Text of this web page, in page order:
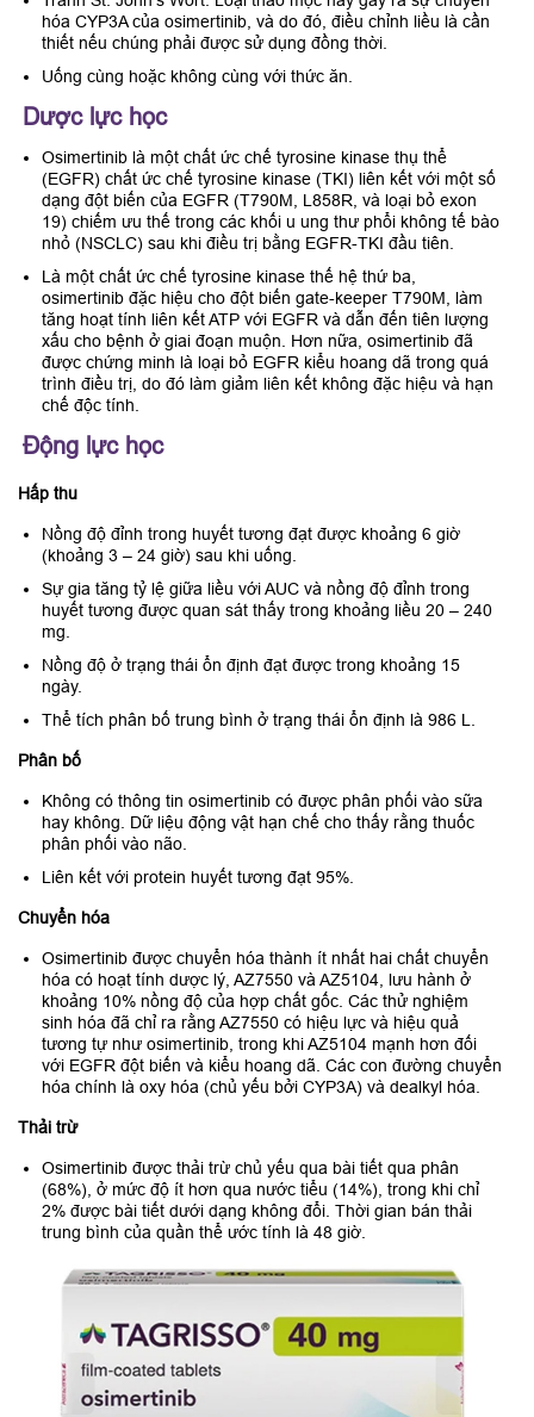
hóa CYP3A của osimertinib, và do đó, điều chỉnh liều là cần
thiết nếu chúng phải được sử dụng đồng thời.
Uống cùng hoặc không cùng với thức ăn.
Dược lực học
Osimertinib là một chất ức chế tyrosine kinase thụ thể
(EGFR) chất ức chế tyrosine kinase (TKI) liên kết với một số
dạng đột biến của EGFR (T790M, L858R, và loại bỏ exon
19) chiếm ưu thế trong các khối u ung thư phổi không tế bào
nhỏ (NSCLC) sau khi điều trị bằng EGFR-TKI đầu tiên.
Là một chất ức chế tyrosine kinase thế hệ thứ ba,
osimertinib đặc hiệu cho đột biến gate-keeper T790M, làm
tăng hoạt tính liên kết ATP với EGFR và dẫn đến tiên lượng
xấu cho bệnh ở giai đoạn muộn. Hơn nữa, osimertinib đã
được chứng minh là loại bỏ EGFR kiểu hoang dã trong quá
trình điều trị, do đó làm giảm liên kết không đặc hiệu và hạn
chế độc tính.
Động lực học
Hấp thu
Nồng độ đỉnh trong huyết tương đạt được khoảng 6 giờ
(khoảng 3 – 24 giờ) sau khi uống.
Sự gia tăng tỷ lệ giữa liều với AUC và nồng độ đỉnh trong
huyết tương được quan sát thấy trong khoảng liều 20 – 240
mg.
Nồng độ ở trạng thái ổn định đạt được trong khoảng 15
ngày.
Thể tích phân bố trung bình ở trạng thái ổn định là 986 L.
Phân bố
Không có thông tin osimertinib có được phân phối vào sữa
hay không. Dữ liệu động vật hạn chế cho thấy rằng thuốc
phân phối vào não.
Liên kết với protein huyết tương đạt 95%.
Chuyển hóa
Osimertinib được chuyển hóa thành ít nhất hai chất chuyển
hóa có hoạt tính dược lý, AZ7550 và AZ5104, lưu hành ở
khoảng 10% nồng độ của hợp chất gốc. Các thử nghiệm
sinh hóa đã chỉ ra rằng AZ7550 có hiệu lực và hiệu quả
tương tự như osimertinib, trong khi AZ5104 mạnh hơn đối
với EGFR đột biến và kiểu hoang dã. Các con đường chuyển
hóa chính là oxy hóa (chủ yếu bởi CYP3A) và dealkyl hóa.
Thải trừ
Osimertinib được thải trừ chủ yếu qua bài tiết qua phân
(68%), ở mức độ ít hơn qua nước tiểu (14%), trong khi chỉ
2% được bài tiết dưới dạng không đổi. Thời gian bán thải
trung bình của quần thể ước tính là 48 giờ.